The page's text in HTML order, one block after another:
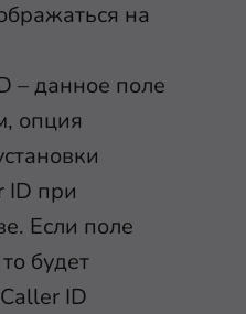
на
– данное поле
опция
ID при
Если поле
будет
ID